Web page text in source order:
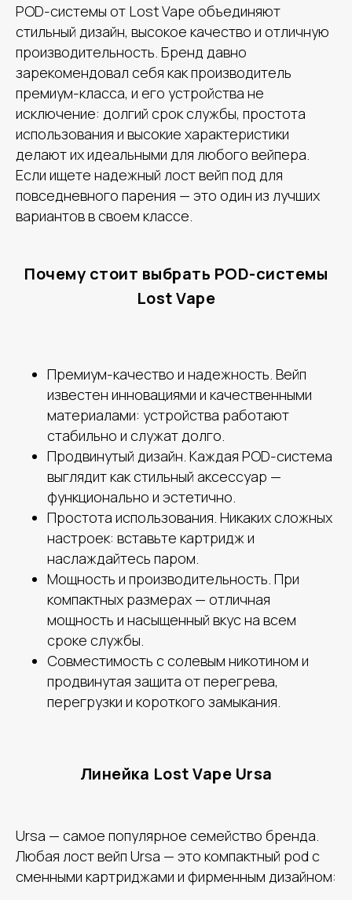
POD-системы от Lost Vape объединяют
стильный дизайн, высокое качество и отличную
производительность. Бренд давно
зарекомендовал себя как производитель
премиум-класса, и его устройства не
исключение: долгий срок службы, простота
использования и высокие характеристики
делают их идеальными для любого вейпера.
Если ищете надежный лост вейп под для
повседневного парения — это один из лучших
вариантов в своем классе.
Почему стоит выбрать POD-системы
Lost Vape
Премиум-качество и надежность. Вейп
известен инновациями и качественными
материалами: устройства работают
стабильно и служат долго.
Продвинутый дизайн. Каждая POD-система
выглядит как стильный аксессуар —
функционально и эстетично.
Простота использования. Никаких сложных
настроек: вставьте картридж и
наслаждайтесь паром.
Мощность и производительность. При
компактных размерах — отличная
мощность и насыщенный вкус на всем
сроке службы.
Совместимость с солевым никотином и
продвинутая защита от перегрева,
перегрузки и короткого замыкания.
Линейка Lost Vape Ursa
Ursa — самое популярное семейство бренда.
Любая лост вейп Ursa — это компактный pod с
сменными картриджами и фирменным дизайном: